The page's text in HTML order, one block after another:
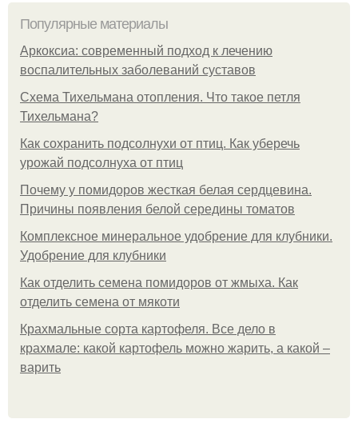
Популярные материалы
Аркоксиа: современный подход к лечению
воспалительных заболеваний суставов
Схема Тихельмана отопления. Что такое петля
Тихельмана?
Как сохранить подсолнухи от птиц. Как уберечь
урожай подсолнуха от птиц
Почему у помидоров жесткая белая сердцевина.
Причины появления белой середины томатов
Комплексное минеральное удобрение для клубники.
Удобрение для клубники
Как отделить семена помидоров от жмыха. Как
отделить семена от мякоти
Крахмальные сорта картофеля. Все дело в
крахмале: какой картофель можно жарить, а какой –
варить